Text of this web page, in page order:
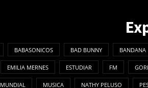
BABASONICOS BAD BUNNY BANDANA
EMILIA MERNES ESTUDIAR FM
MUNDIAL MUSICA NATHY PELUSO